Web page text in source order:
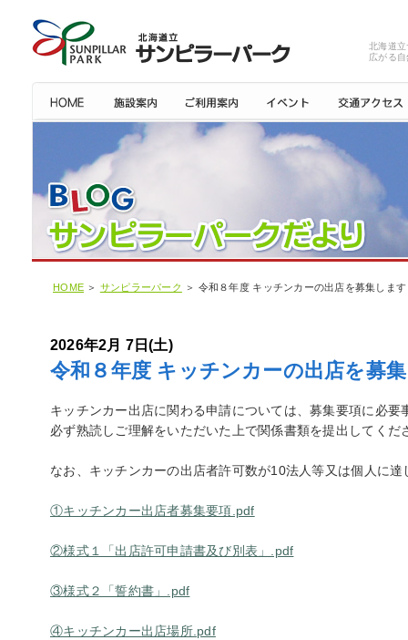
北海道
広がる
HOME ＞ サンピラーパーク ＞ 令和８年度 キッチンカーの出店を募集します
2026年2月 7日(土)
令和８年度 キッチンカーの出店を募
キッチンカー出店に関わる申請については、募集要項に必要
必ず熟読しご理解をいただいた上で関係書類を提出してくだ
なお、キッチンカーの出店者許可数が10法人等又は個人に
①キッチンカー出店者募集要項.pdf
②様式１「出店許可申請書及び別表」.pdf
③様式２「誓約書」.pdf
④キッチンカー出店場所.pdf